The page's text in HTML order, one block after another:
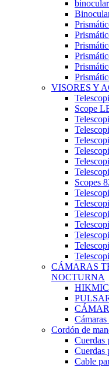
VISORES Y
Scope
Scopes
CÁMARAS
NOCTURNA
Cordón de
Cuerdas
Cuerdas
Cable